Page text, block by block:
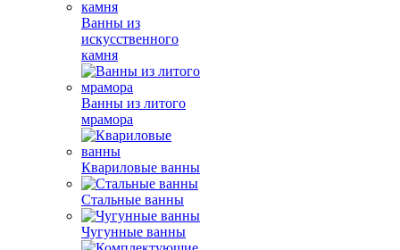
Ванны из
искусственного
камня
Ванны из литого
мрамора
Квариловые ванны
Стальные ванны
Чугунные ванны